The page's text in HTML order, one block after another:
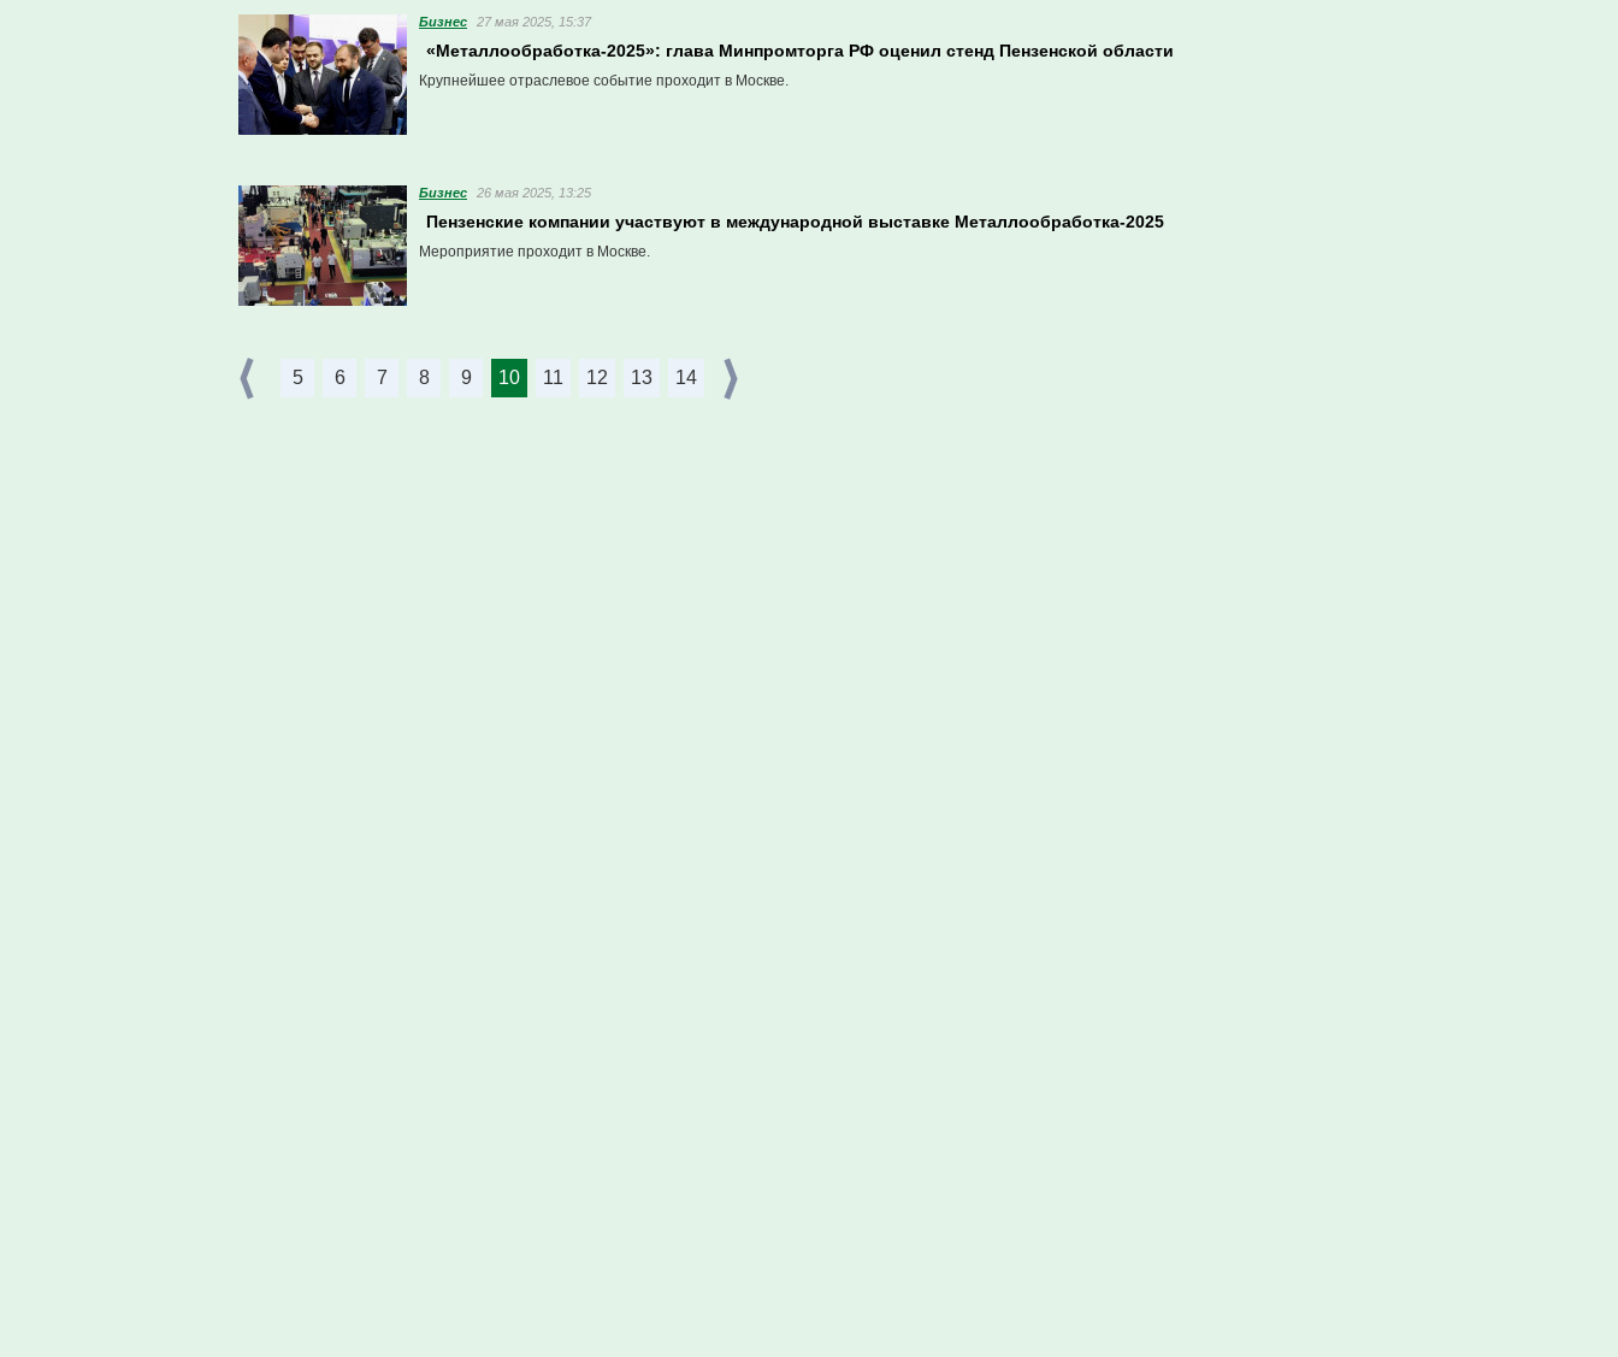
Бизнес 27 мая 2025, 15:37
«Металлообработка-2025»: глава Минпромторга РФ оценил стенд Пензенской области
Крупнейшее отраслевое событие проходит в Москве.
Бизнес 26 мая 2025, 13:25
Пензенские компании участвуют в международной выставке Металлообработка-2025
Мероприятие проходит в Москве.
5 6 7 8 9 10 11 12 13 14